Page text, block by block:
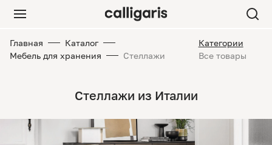
Главная
Каталог
Мебель для хранения
Стеллажи
Категории
Все товары
Стеллажи из Италии